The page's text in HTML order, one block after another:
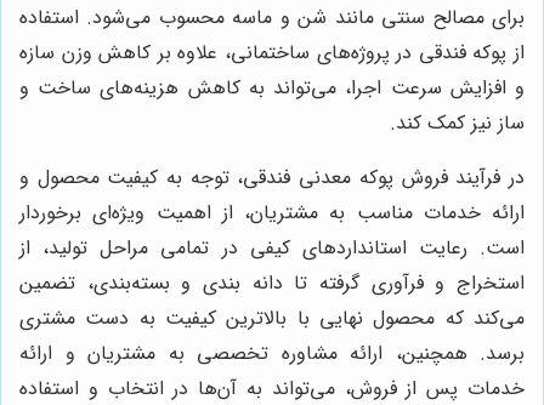
برای مصالح سنتی مانند شن و ماسه محسوب می‌شود. استفاده
از پوکه فندقی در پروژه‌های ساختمانی، علاوه بر کاهش وزن سازه
و افزایش سرعت اجرا، می‌تواند به کاهش هزینه‌های ساخت و
ساز نیز کمک کند.
در فرآیند فروش پوکه معدنی فندقی، توجه به کیفیت محصول و
ارائه خدمات مناسب به مشتریان، از اهمیت ویژه‌ای برخوردار
است. رعایت استانداردهای کیفی در تمامی مراحل تولید، از
استخراج و فرآوری گرفته تا دانه بندی و بسته‌بندی، تضمین
می‌کند که محصول نهایی با بالاترین کیفیت به دست مشتری
برسد. همچنین، ارائه مشاوره تخصصی به مشتریان و ارائه
خدمات پس از فروش، می‌تواند به آن‌ها در انتخاب و استفاده